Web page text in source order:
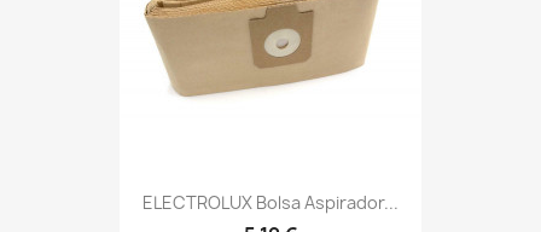
ELECTROLUX Bolsa Aspirador...